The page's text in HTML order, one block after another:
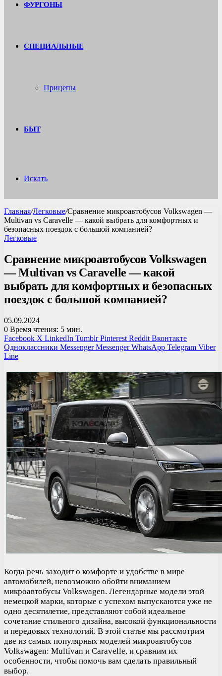
ФУРГОНЫ
СПЕЦИАЛЬНЫЕ
Прицепы
БЫТ
Искать
Главная/Легковые/Сравнение микроавтобусов Volkswagen —
Multivan vs Caravelle — какой выбрать для комфортных и
безопасных поездок с большой компанией?
Легковые
Сравнение микроавтобусов Volkswagen
— Multivan vs Caravelle — какой
выбрать для комфортных и безопасных
поездок с большой компанией?
05.09.2024
0 Время чтения: 5 мин.
Facebook X LinkedIn Tumblr Pinterest Reddit Вконтакте
Одноклассники Messenger Messenger WhatsApp Telegram Viber
Line
Когда речь заходит о комфорте и удобстве в мире
автомобилей, невозможно обойти вниманием
микроавтобусы Volkswagen. Легендарные модели этой
немецкой марки, которые с успехом выпускаются уже не
одно десятилетие, представляют собой идеальное
сочетание стильного дизайна, высокой функциональности
и передовых технологий. В этой статье мы рассмотрим
две из самых популярных моделей микроавтобусов
Volkswagen: Multivan и Caravelle, и сравним их
особенности, чтобы помочь вам сделать правильный
выбор.